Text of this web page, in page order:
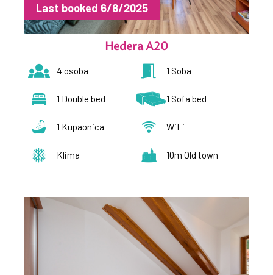
Last booked 6/8/2025
Hedera A20
4 osoba 1 Soba
1 Double bed 1 Sofa bed
1 Kupaonica WiFi
Klima 10m Old town